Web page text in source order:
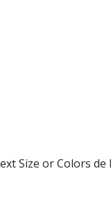
Size or Colors de